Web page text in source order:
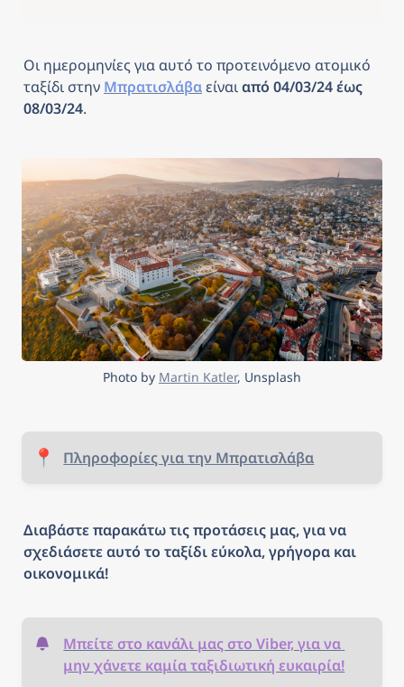
Οι ημερομηνίες για αυτό το προτεινόμενο ατομικό
ταξίδι στην Μπρατισλάβαείναι από 04/03/24 έως
08/03/24.
Photo by Martin Katler, Unsplash
📍 Πληροφορίες για την Μπρατισλάβα
Διαβάστε παρακάτω τις προτάσεις μας, για να
σχεδιάσετε αυτό το ταξίδι εύκολα, γρήγορα και
οικονομικά!
Μπείτε στο κανάλι μας στο Viber, για να
μην χάνετε καμία ταξιδιωτική ευκαιρία!